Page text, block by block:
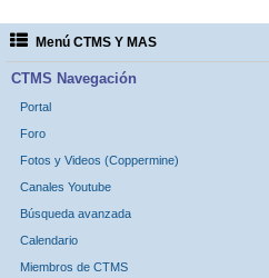
Menú CTMS Y MAS
CTMS Navegación
Portal
Foro
Fotos y Videos (Coppermine)
Canales Youtube
Búsqueda avanzada
Calendario
Miembros de CTMS